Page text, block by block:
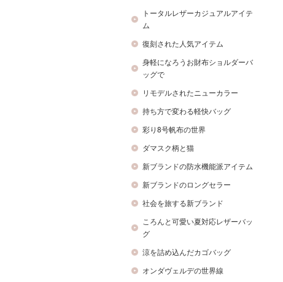
トータルレザーカジュアルアイテ
ム
復刻された人気アイテム
身軽になろうお財布ショルダーバ
ッグで
リモデルされたニューカラー
持ち方で変わる軽快バッグ
彩り8号帆布の世界
ダマスク柄と猫
新ブランドの防水機能派アイテム
新ブランドのロングセラー
社会を旅する新ブランド
ころんと可愛い夏対応レザーバッ
グ
涼を詰め込んだカゴバッグ
オンダヴェルデの世界線